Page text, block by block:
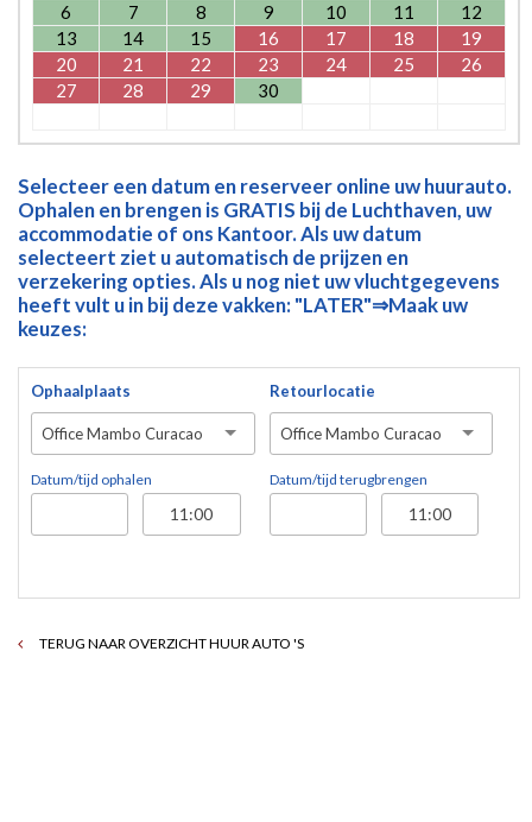
6
7 8 9 10 11
12
13
14 15 16 17 18
19
20
21 22 23 24 25
26
27
28 29 30
Selecteer een datum en reserveer online uw huurauto.
Ophalen en brengen is GRATIS bij de Luchthaven, uw
accommodatie of ons Kantoor. Als uw datum
selecteert ziet u automatisch de prijzen en
verzekering opties. Als u nog niet uw vluchtgegevens
heeft vult u in bij deze vakken: "LATER"⇒Maak uw
keuzes:
Ophaalplaats
Office Mambo Curacao
Datum/tijd ophalen
Retourlocatie
Office Mambo Curacao
Datum/tijd terugbrengen
TERUG NAAR OVERZICHT HUUR AUTO 'S